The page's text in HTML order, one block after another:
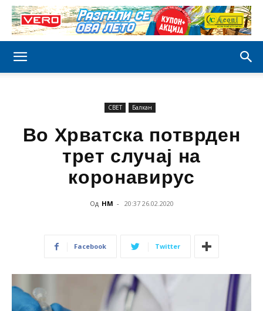
СВЕТ Балкан
Во Хрватска потврден
трет случај на
коронавирус
Од НМ - 20:37 26.02.2020
Facebook Twitter